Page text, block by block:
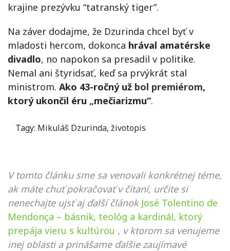
krajine prezývku “tatranský tiger”.
Na záver dodajme, že Dzurinda chcel byť v
mladosti hercom, dokonca hrával amatérske
divadlo, no napokon sa presadil v politike.
Nemal ani štyridsať, keď sa prvýkrát stal
ministrom. Ako 43-ročný už bol premiérom,
ktorý ukončil éru „mečiarizmu“.
Tagy: Mikuláš Dzurinda, životopis
V tomto článku sme sa venovali konkrétnej téme,
ak máte chuť pokračovať v čítaní, určite si
nenechajte ujsť aj ďalší článok José Tolentino de
Mendonça – básnik, teológ a kardinál, ktorý
prepája vieru s kultúrou , v ktorom sa venujeme
inej oblasti a prinášame ďalšie zaujímavé